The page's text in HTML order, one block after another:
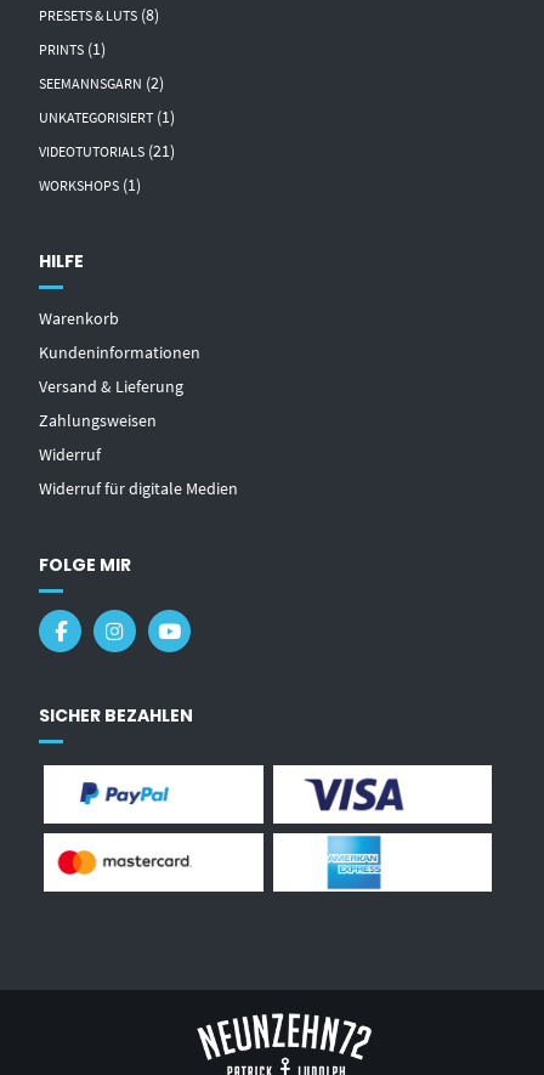
PRESETS & LUTS (8)
PRINTS (1)
SEEMANNSGARN (2)
UNKATEGORISIERT (1)
VIDEOTUTORIALS (21)
WORKSHOPS (1)
HILFE
Warenkorb
Kundeninformationen
Versand & Lieferung
Zahlungsweisen
Widerruf
Widerruf für digitale Medien
FOLGE MIR
SICHER BEZAHLEN